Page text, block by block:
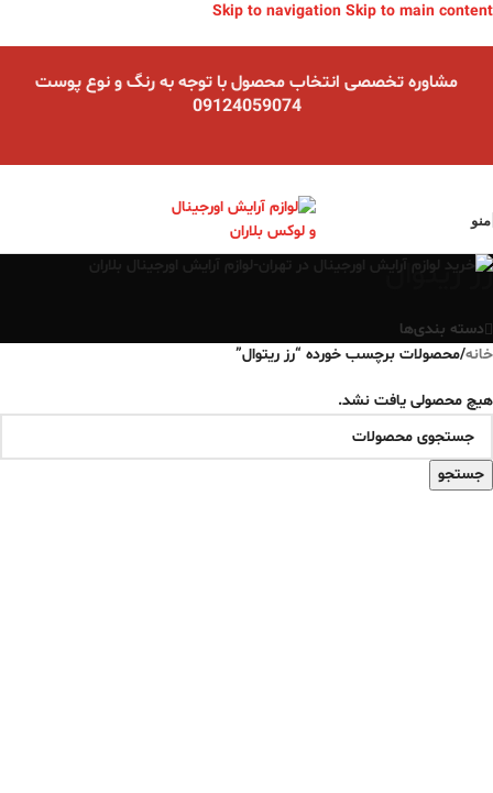
Skip to navigation Skip to main content
مشاوره تخصصی انتخاب محصول با توجه به رنگ و نوع پوست
09124059074
منو
رز ریتوال
دسته بندی‌ها
خانه/محصولات برچسب خورده “رز ریتوال”
هیچ محصولی یافت نشد.
جستجو